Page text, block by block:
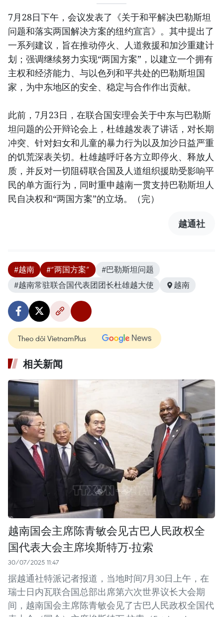
7月28日下午，会议发表了《关于和平解决巴勒斯坦
问题和落实两国解决方案的纽约宣言》。其中提出了
一系列建议，旨在推动停火、人道救援和加沙重建计
划；强调继续努力实现“两国方案”，以建立一个拥有
主权和经济能力、与以色列和平共处的巴勒斯坦国
家，为中东地区的安全、稳定与合作作出贡献。
此前，7月23日，在联合国安理会关于中东与巴勒斯
坦问题的公开辩论会上，杜雄越发表了讲话，对长期
冲突、针对妇女和儿童的暴力行为以及加沙日益严重
的饥荒深表关切。杜雄越呼吁各方立即停火、释放人
质，并反对一切阻碍联合国及人道组织援助受影响平
民的单方面行为，同时重申越南一贯支持巴勒斯坦人
民自决权和“两国方案”的立场。（完）
越通社
#越南 #“两国方案”
#巴勒斯坦问题
#越南常驻联合国代表团团长杜雄越大使
越南
Theo dõi VietnamPlus
相关新闻
越南国会主席陈青敏会见古巴人民政权全
国代表大会主席埃斯特万·拉索
30/07/2025 11:47
据越通社特派记者报道，当地时间7月30日上午，在
瑞士日内瓦联合国总部出席第六次世界议长大会期
间，越南国会主席陈青敏会见了古巴人民政权全国代